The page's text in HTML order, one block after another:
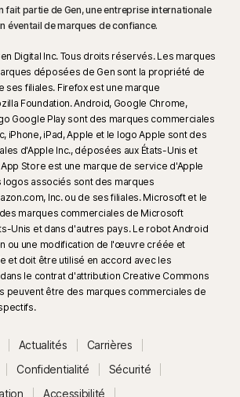
fait partie de Gen, une entreprise internationale
éventail de marques de confiance.​
Digital Inc. Tous droits réservés. Les marques
déposées de Gen sont la propriété de
ses filiales. Firefox est une marque
Foundation. Android, Google Chrome,
Google Play sont des marques commerciales
iPhone, iPad, Apple et le logo Apple sont des
d'Apple Inc., déposées aux États-Unis et
Store est une marque de service d'Apple
logos associés sont des marques
Inc. ou de ses filiales. Microsoft et le
marques commerciales de Microsoft
Unis et dans d'autres pays. Le robot Android
ou une modification de l'œuvre créée et
et doit être utilisé en accord avec les
le contrat d'attribution Creative Commons
peuvent être des marques commerciales de
Actualités
Carrières
Confidentialité
Sécurité
Accessibilité